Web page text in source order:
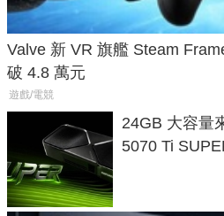
Valve 新 VR 旗艦 Steam
破 4.8 萬元
遊戲/電競
24GB 大容量
5070 Ti